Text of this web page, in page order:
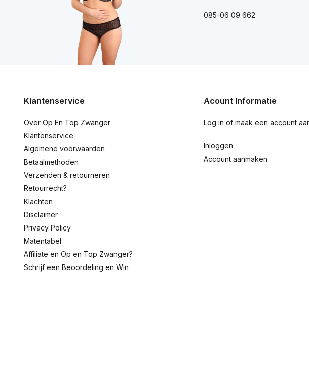
085-06 09 662
Klantenservice
Over Op En Top Zwanger
Klantenservice
Algemene voorwaarden
Betaalmethoden
Verzenden & retourneren
Retourrecht?
Klachten
Disclaimer
Privacy Policy
Matentabel
Affiliate en Op en Top Zwanger?
Schrijf een Beoordeling en Win
Acount Informatie
Log in of maak een account
Inloggen
Account aanmaken